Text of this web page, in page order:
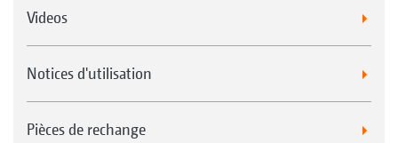
Videos
Notices d'utilisation
Pièces de rechange